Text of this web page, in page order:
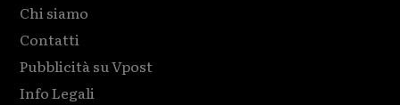
Chi siamo
Contatti
Pubblicità su Vpost
Info Legali